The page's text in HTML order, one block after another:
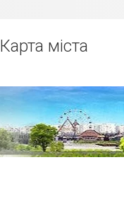
Карта міста